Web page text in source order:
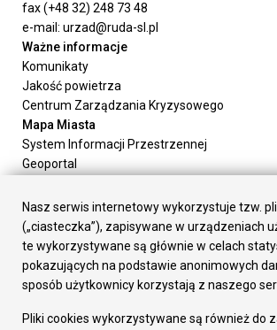
fax (+48 32) 248 73 48
e-mail: urzad@ruda-sl.pl
Ważne informacje
Komunikaty
Jakość powietrza
Centrum Zarządzania Kryzysowego
Mapa Miasta
System Informacji Przestrzennej
Geoportal
Załatw sprawę
Prezydent Miasta
Rada Miasta
Wydziały
Elektroniczna Skrzynka Podawcza
Gospodarka
Nasz serwis internetowy wykorzystuje tzw.
(„ciasteczka”), zapisywane w urządzeniach
te wykorzystywane są głównie w celach
pokazujących na podstawie anonimowych
sposób użytkownicy korzystają z naszego
Pliki cookies wykorzystywane są również do